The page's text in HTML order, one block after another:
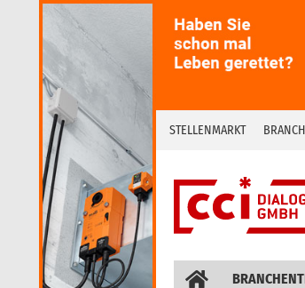
to
content
STELLENMARKT